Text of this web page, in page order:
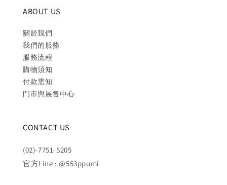
ABOUT US
關於我們
我們的服務
服務流程
購物須知
付款需知
門市與展售中心
CONTACT US
(02)-7751-5205
官方Line : @553ppumi